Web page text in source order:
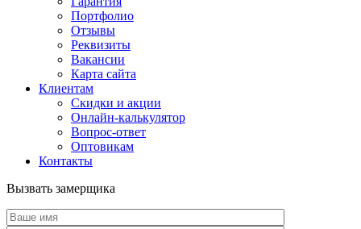
Портфолио
Отзывы
Реквизиты
Вакансии
Карта сайта
Клиентам
Скидки и акции
Онлайн-калькулятор
Вопрос-ответ
Оптовикам
Контакты
Вызвать замерщика